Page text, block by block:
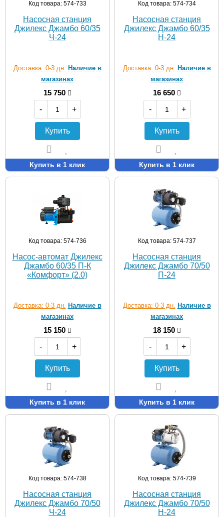
Код товара: 574-733
Насосная станция
Джилекс Джамбо 60/35
Ч-24
Доставка: 0-3 дн. Наличие в
магазинах
15 750
-
+
Купить
Купить в 1 клик
Код товара: 574-734
Насосная станция
Джилекс Джамбо 60/35
Н-24
Доставка: 0-3 дн. Наличие в
магазинах
16 650
-
+
Купить
Купить в 1 клик
Код товара: 574-736
Насос-автомат Джилекс
Джамбо 60/35 П-К
«Комфорт» (2.0)
Доставка: 0-3 дн. Наличие в
магазинах
15 150
-
+
Купить
Купить в 1 клик
Код товара: 574-737
Насосная станция
Джилекс Джамбо 70/50
П-24
Доставка: 0-3 дн. Наличие в
магазинах
18 150
-
+
Купить
Купить в 1 клик
Код товара: 574-738
Насосная станция
Джилекс Джамбо 70/50
Ч-24
Код товара: 574-739
Насосная станция
Джилекс Джамбо 70/50
Н-24